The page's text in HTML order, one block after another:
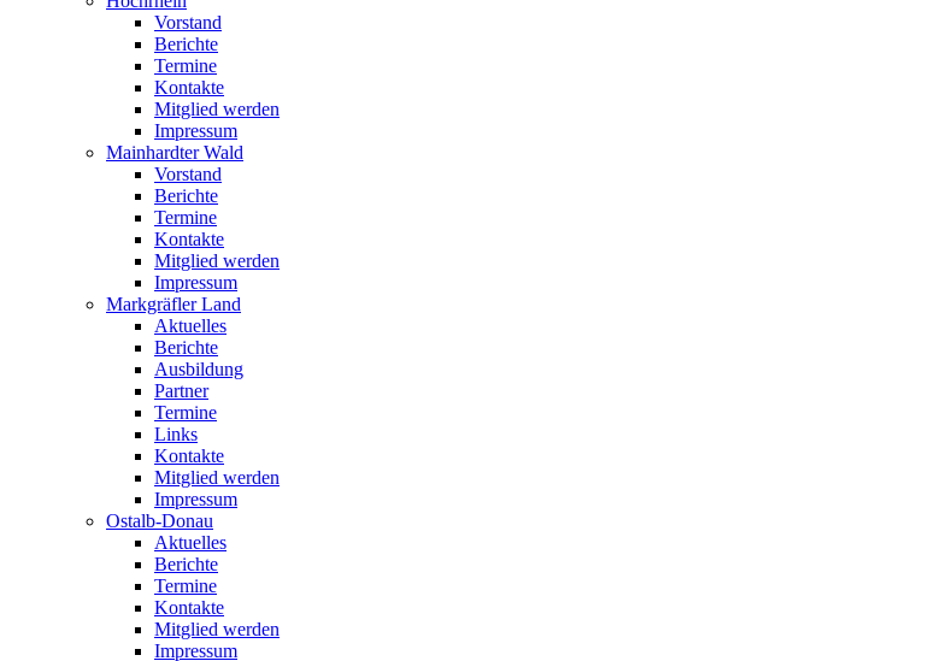
Vorstand
Berichte
Termine
Kontakte
Mitglied werden
Impressum
Mainhardter Wald
Vorstand
Berichte
Termine
Kontakte
Mitglied werden
Impressum
Markgräfler Land
Aktuelles
Berichte
Ausbildung
Partner
Termine
Links
Kontakte
Mitglied werden
Impressum
Ostalb-Donau
Aktuelles
Berichte
Termine
Kontakte
Mitglied werden
Impressum